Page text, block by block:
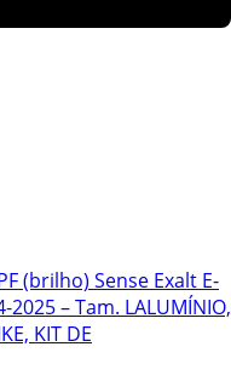
(brilho) Sense Exalt E-
– Tam. LALUMÍNIO,
KIT DE